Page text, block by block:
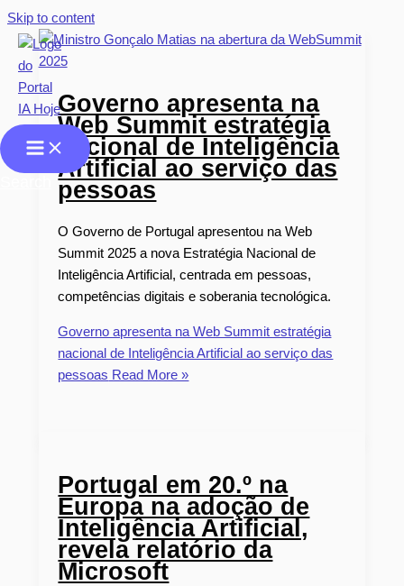
Skip to content
Governo apresenta na
Web Summit estratégia
nacional de Inteligência
Artificial ao serviço das
pessoas
O Governo de Portugal apresentou na Web
Summit 2025 a nova Estratégia Nacional de
Inteligência Artificial, centrada em pessoas,
competências digitais e soberania tecnológica.
Governo apresenta na Web Summit estratégia
nacional de Inteligência Artificial ao serviço das
pessoas Read More »
Portugal em 20.º na
Europa na adoção de
Inteligência Artificial,
revela relatório da
Microsoft